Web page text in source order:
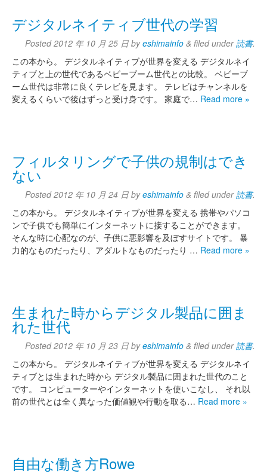
デジタルネイティブ世代の学習
Posted2012 年 10 月 25 日 byeshimainfo & filed under読書.
この本から。 デジタルネイティブが世界を変える デジタルネイ
ティブと上の世代であるベビーブーム世代との比較。 ベビーブ
ーム世代は非常に良くテレビを見ます。 テレビはチャンネルを
変えるくらいで後はずっと受け身です。 家庭で… Read more »
フィルタリングで子供の規制はでき
ない
Posted2012 年 10 月 24 日 byeshimainfo & filed under読書.
この本から。 デジタルネイティブが世界を変える 携帯やパソコ
ンで子供でも簡単にインターネットに接することができます。
そんな時に心配なのが、子供に悪影響を及ぼすサイトです。 暴
力的なものだったり、アダルトなものだったり … Read more »
生まれた時からデジタル製品に囲ま
れた世代
Posted2012 年 10 月 23 日 byeshimainfo & filed under読書.
この本から。 デジタルネイティブが世界を変える デジタルネイ
ティブとは生まれた時から デジタル製品に囲まれた世代のこと
です。 コンピューターやインターネットを使いこなし、 それ以
前の世代とは全く異なった価値観や行動を取る… Read more »
自由な働き方Rowe